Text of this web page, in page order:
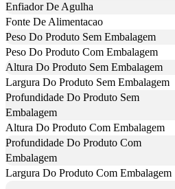
Enfiador De Agulha
Fonte De Alimentacao
Peso Do Produto Sem Embalagem
Peso Do Produto Com Embalagem
Altura Do Produto Sem Embalagem
Largura Do Produto Sem Embalagem
Profundidade Do Produto Sem
Embalagem
Altura Do Produto Com Embalagem
Profundidade Do Produto Com
Embalagem
Largura Do Produto Com Embalagem